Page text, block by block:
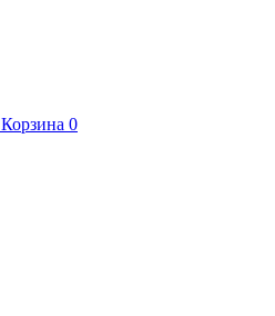
Корзина 0